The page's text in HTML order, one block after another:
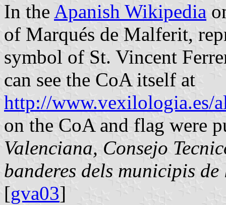
In the Apanish Wikipedia
of Marqués de Malferit,
symbol of St. Vincent
can see the CoA itself at
http://www.vexilologia.es/
on the CoA and flag were
Valenciana, Consejo
banderes dels municipis
[gva03]